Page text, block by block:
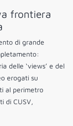
frontiera
di grande
delle ‘views’ e del
erogati su
al perimetro
di CUSV,